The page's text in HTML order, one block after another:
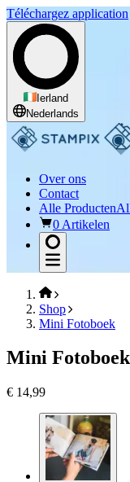
Téléchargez application
Ierland
Nederlands
Over ons
Contact
Alle Producten
0 Artikelen
Shop
Mini Fotoboek
Mini Fotoboek
€ 14,99